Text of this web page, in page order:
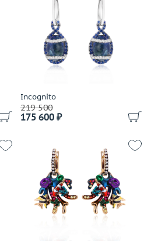
Incognito
219 500
175 600 ₽